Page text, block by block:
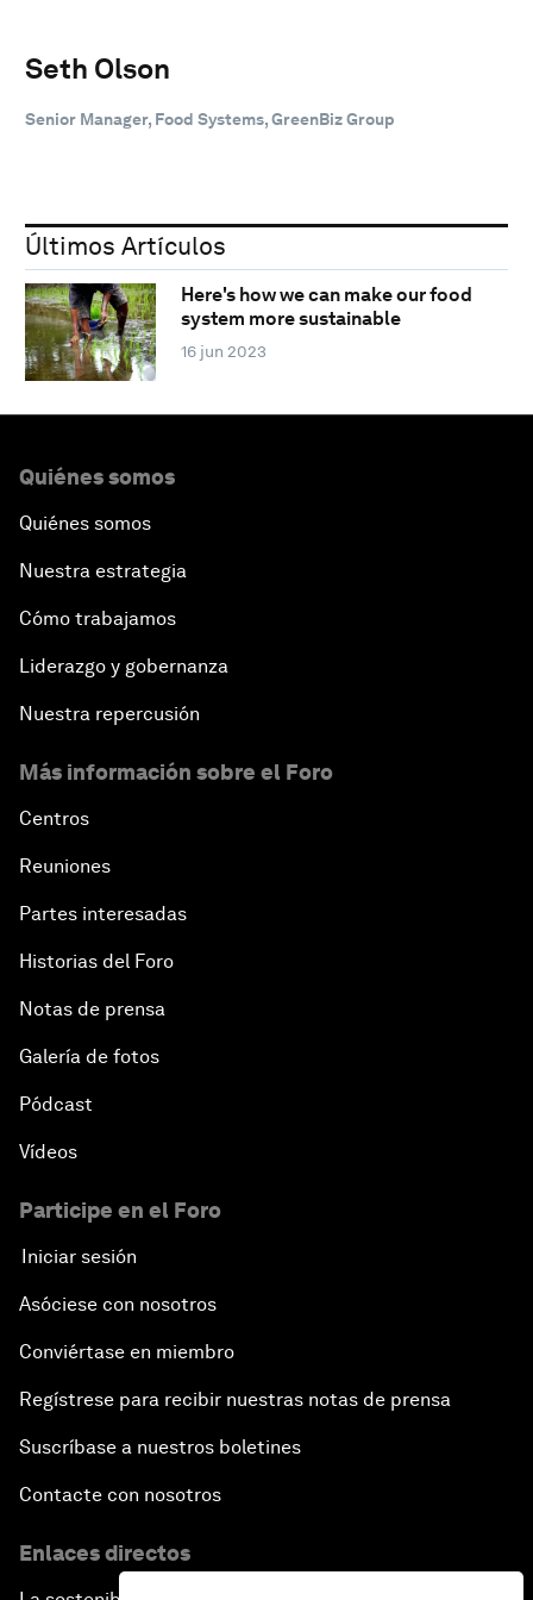
Seth Olson
Senior Manager, Food Systems, GreenBiz Group
Últimos Artículos
Here's how we can make our food
system more sustainable
16 jun 2023
Quiénes somos
Quiénes somos
Nuestra estrategia
Cómo trabajamos
Liderazgo y gobernanza
Nuestra repercusión
Más información sobre el Foro
Centros
Reuniones
Partes interesadas
Historias del Foro
Notas de prensa
Galería de fotos
Pódcast
Vídeos
Participe en el Foro
Iniciar sesión
Asóciese con nosotros
Conviértase en miembro
Regístrese para recibir nuestras notas de prensa
Suscríbase a nuestros boletines
Contacte con nosotros
Enlaces directos